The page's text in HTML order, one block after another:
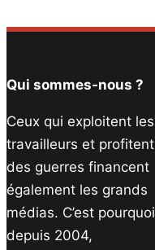
Qui sommes-nous ?
Ceux qui exploitent les
travailleurs et profitent
des guerres financent
également les grands
médias. C’est pourquoi
depuis 2004,